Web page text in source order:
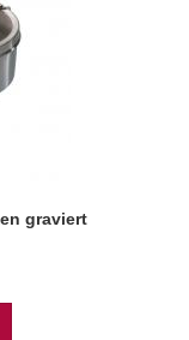
graviert